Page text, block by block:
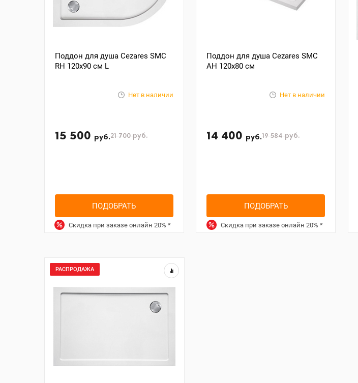
Поддон для душа Cezares SMC
RH 120x90 см L
Нет в наличии
15 500 руб.21 700руб.
ПОДОБРАТЬ
Скидка при заказе онлайн20%*
Поддон для душа Cezares SMC
AH 120x80 см
Нет в наличии
14 400 руб.19 584руб.
ПОДОБРАТЬ
Скидка при заказе онлайн 20% *
РАСПРОДАЖА